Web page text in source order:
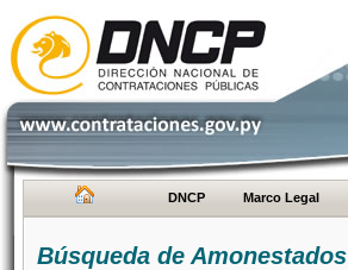
DNCP Marco Legal
Búsqueda de Amonestados